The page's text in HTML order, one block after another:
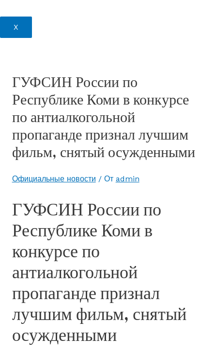
X
ГУФСИН России по
Республике Коми в конкурсе
по антиалкогольной
пропаганде признал лучшим
фильм, снятый осужденными
Официальные новости / От admin
ГУФСИН России по
Республике Коми в
конкурсе по
антиалкогольной
пропаганде признал
лучшим фильм, снятый
осужденными